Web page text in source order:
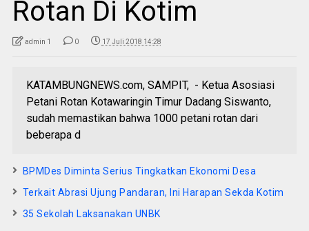
Rotan Di Kotim
admin 1 0 17 Juli 2018 14:28
KATAMBUNGNEWS.com, SAMPIT, - Ketua Asosiasi
Petani Rotan Kotawaringin Timur Dadang Siswanto,
sudah memastikan bahwa 1000 petani rotan dari
beberapa d
BPMDes Diminta Serius Tingkatkan Ekonomi Desa
Terkait Abrasi Ujung Pandaran, Ini Harapan Sekda Kotim
35 Sekolah Laksanakan UNBK